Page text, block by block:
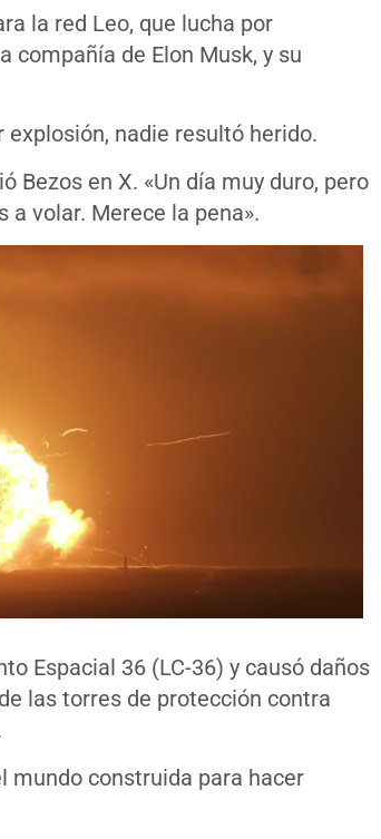
la red Leo, que lucha por
compañía de Elon Musk, y su
nadie resultó herido.
Bezos en X. «Un día muy duro, pero
volar. Merece la pena».
Espacial 36 (LC-36) y causó daños
las torres de protección contra
mundo construida para hacer